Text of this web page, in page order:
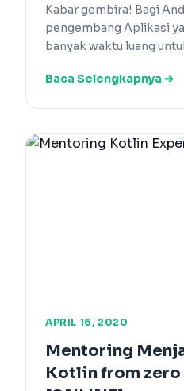
Kabar gembira! Bagi
pengembang Aplikasi
banyak waktu luang
Baca Selengkapnya ➔
APRIL 16, 2020
Mentoring
Kotlin from